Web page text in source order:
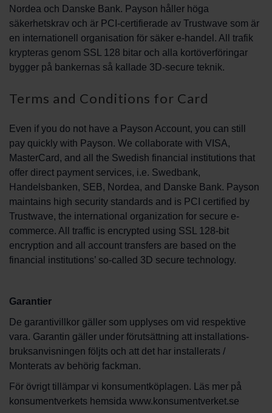
Nordea och Danske Bank. Payson håller höga
säkerhetskrav och är PCI-certifierade av Trustwave som är
en internationell organisation för säker e-handel. All trafik
krypteras genom SSL 128 bitar och alla kortöverföringar
bygger på bankernas så kallade 3D-secure teknik.
Terms and Conditions for Card
Even if you do not have a Payson Account, you can still
pay quickly with Payson. We collaborate with VISA,
MasterCard, and all the Swedish financial institutions that
offer direct payment services, i.e. Swedbank,
Handelsbanken, SEB, Nordea, and Danske Bank. Payson
maintains high security standards and is PCI certified by
Trustwave, the international organization for secure e-
commerce. All traffic is encrypted using SSL 128-bit
encryption and all account transfers are based on the
financial institutions’ so-called 3D secure technology.
Garantier
De garantivillkor gäller som upplyses om vid respektive
vara. Garantin gäller under förutsättning att installations-
bruksanvisningen följts och att det har installerats /
Monterats av behörig fackman.
För övrigt tillämpar vi konsumentköplagen. Läs mer på
konsumentverkets hemsida www.konsumentverket.se